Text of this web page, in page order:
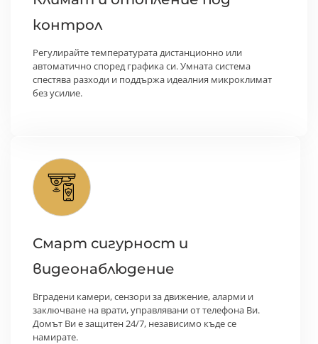
контрол
Регулирайте температурата дистанционно или
автоматично според графика си. Умната система
спестява разходи и поддържа идеалния микроклимат
без усилие.
Смарт сигурност и
видеонаблюдение
Вградени камери, сензори за движение, аларми и
заключване на врати, управлявани от телефона Ви.
Домът Ви е защитен 24/7, независимо къде се
намирате.